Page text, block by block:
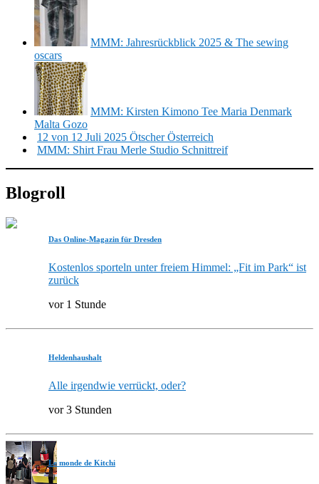
MMM: Jahresrückblick 2025 & The sewing
oscars
MMM: Kirsten Kimono Tee Maria Denmark
Malta Gozo
12 von 12 Juli 2025 Ötscher Österreich
MMM: Shirt Frau Merle Studio Schnittreif
Blogroll
Das Online-Magazin für Dresden
Kostenlos sporteln unter freiem Himmel: „Fit im Park“ ist
zurück
vor 1 Stunde
Heldenhaushalt
Alle irgendwie verrückt, oder?
vor 3 Stunden
Le monde de Kitchi